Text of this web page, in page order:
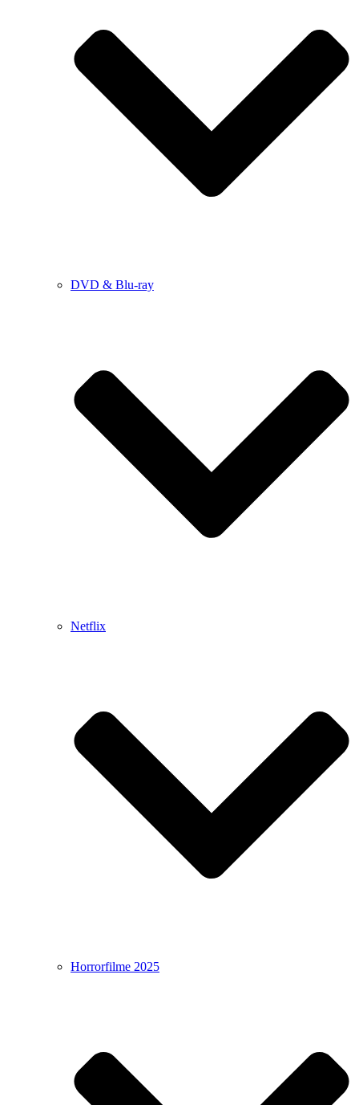
DVD & Blu-ray
Netflix
Horrorfilme 2025